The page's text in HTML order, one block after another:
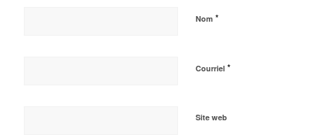
Nom *
Courriel *
Site web